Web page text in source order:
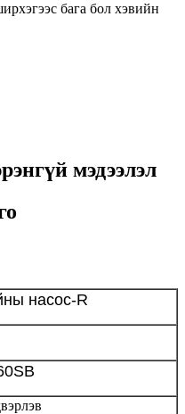
бага бол хэвийн
мэдээлэл
насос-R